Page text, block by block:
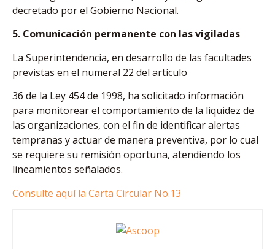
decretado por el Gobierno Nacional.
5. Comunicación permanente con las vigiladas
La Superintendencia, en desarrollo de las facultades
previstas en el numeral 22 del artículo
36 de la Ley 454 de 1998, ha solicitado información
para monitorear el comportamiento de la liquidez de
las organizaciones, con el fin de identificar alertas
tempranas y actuar de manera preventiva, por lo cual
se requiere su remisión oportuna, atendiendo los
lineamientos señalados.
Consulte aquí la Carta Circular No.13